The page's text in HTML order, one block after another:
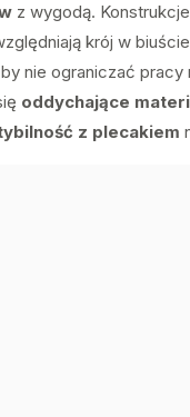
z wygodą.
krój w
nie ograniczać pracy
oddychające
z plecakiem